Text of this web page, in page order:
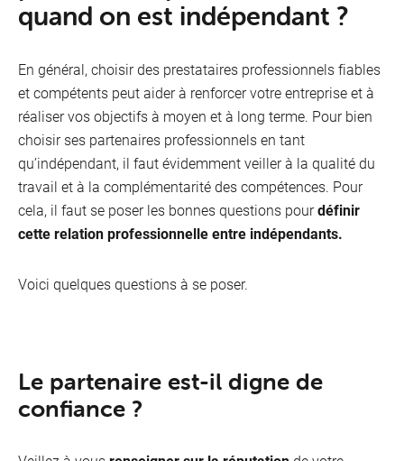
Je reçois des clients
Je suis sur la route
quand on est indépendant ?
En général, choisir des prestataires professionnels fiables
et compétents peut aider à renforcer votre entreprise et à
réaliser vos objectifs à moyen et à long terme. Pour bien
choisir ses partenaires professionnels en tant
qu’indépendant, il faut évidemment veiller à la qualité du
travail et à la complémentarité des compétences. Pour
cela, il faut se poser les bonnes questions pourdéfinir
cette relation professionnelle entre indépendants.
Voici quelques questions à se poser.
Le partenaire est-il digne de
confiance ?